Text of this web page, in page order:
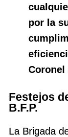
por la
Coronel
Festejos
B.F.P.
La Brigada